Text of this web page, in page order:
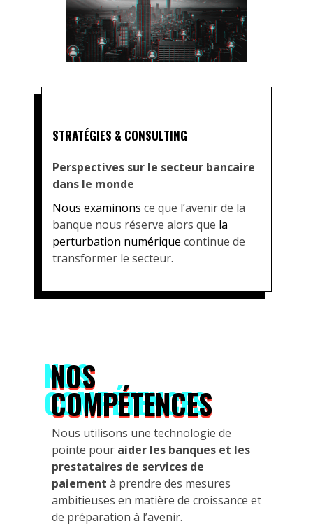
STRATÉGIES & CONSULTING
Perspectives sur le secteur bancaire
dans le monde
Nous examinons ce que l’avenir de la
banque nous réserve alors que la
perturbation numérique continue de
transformer le secteur.
NOS
COMPÉTENCES
Nous utilisons une technologie de
pointe pour aider les banques et les
prestataires de services de
paiement à prendre des mesures
ambitieuses en matière de croissance et
de préparation à l’avenir.